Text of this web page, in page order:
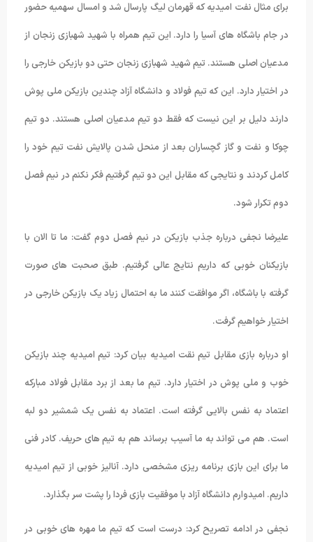
برای مثال نفت امیدیه که قهرمان لیگ پارسال شد و امسال سهمیه حضور
در جام باشگاه های آسیا را دارد. این تیم همراه با شهید شهبازی زنجان از
مدعیان اصلی هستند. تیم شهید شهبازی زنجان حتی دو بازیکن خارجی را
در اختیار دارد. این که تیم فولاد و دانشگاه آزاد چندین بازیکن ملی پوش
دارند دلیل بر این نیست که فقط دو تیم مدعیان اصلی هستند. دو تیم
چوکا و نفت و گاز گچساران بعد از منحل شدن پالایش نفت تیم خود را
کامل کردند و نتایجی که مقابل این دو تیم گرفتیم فکر نکنم در نیم فصل
دوم تکرار شود.
علیرضا نجفی درباره جذب بازیکن در نیم فصل دوم گفت: ما تا الان با
بازیکنان خوبی که داریم نتایج عالی گرفتیم. طبق صحبت های صورت
گرفته با باشگاه، اگر موافقت کنند ما به احتمال زیاد یک بازیکن خارجی در
اختیار خواهیم گرفت.
او درباره بازی مقابل تیم نقت امیدیه بیان کرد: تیم امیدیه چند بازیکن
خوب و ملی پوش در اختیار دارد. تیم ما بعد از برد مقابل فولاد مبارکه
اعتماد به نفس بالایی گرفته است. اعتماد به نفس یک شمشیر دو لبه
است. هم می تواند به ما آسیب برساند هم به تیم های حریف. کادر فنی
ما برای این بازی برنامه ریزی مشخصی دارد. آنالیز خوبی از تیم امیدیه
داریم. امیدوارم دانشگاه آزاد با موفقیت بازی فردا را پشت سر بگذارد.
نجفی در ادامه تصریح کرد: درست است که تیم ما مهره های خوبی در